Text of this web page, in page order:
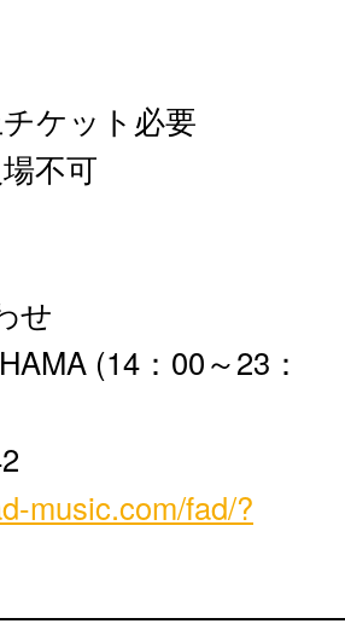
ケット必要
不可
せ
(14：00～23：
music.com/fad/?